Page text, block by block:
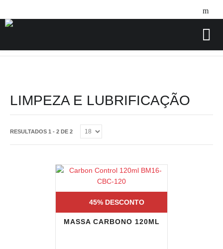
LIMPEZA E LUBRIFICAÇÃO
RESULTADOS 1 - 2 DE 2
45% DESCONTO
MASSA CARBONO 120ML